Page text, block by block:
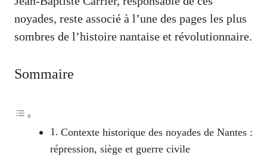
noyades, reste associé à l’une des pages les plus
sombres de l’histoire nantaise et révolutionnaire.
Sommaire
Contexte historique des noyades de Nantes :
répression, siège et guerre civile